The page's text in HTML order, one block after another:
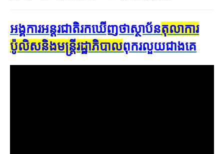
អង្គការ​អន្តរជាតិ​រក​ឃើញ​ថា​ស្ថាប័ន​តុលាការ​
ប៉ូលិស​និង​មន្ត្រី​រដ្ឋាភិបាល​ពុក​រលួយ​ជាង​គេ